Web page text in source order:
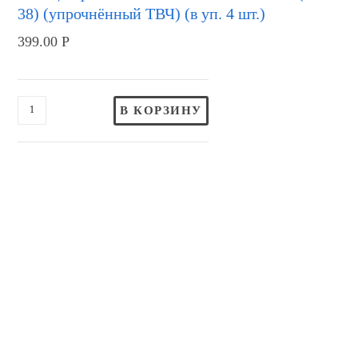
38) (упрочнённый ТВЧ) (в уп. 4 шт.)
399.00Р
В КОРЗИНУ